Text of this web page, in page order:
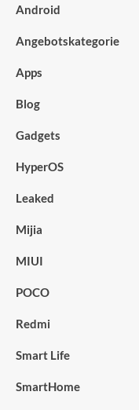
Android
Angebotskategorie
Apps
Blog
Gadgets
HyperOS
Leaked
Mijia
MIUI
POCO
Redmi
Smart Life
SmartHome